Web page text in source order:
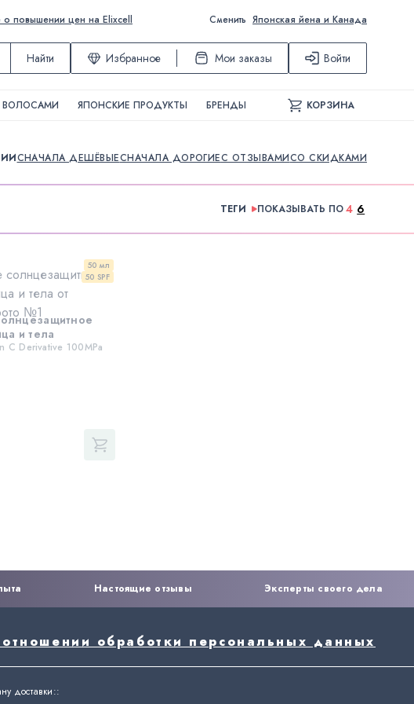
повышении цен на Elixcell Сменить Японская йена и Канада
Найти Избранное Мои заказы Войти
ВОЛОСАМИ ЯПОНСКИЕ ПРОДУКТЫ БРЕНДЫ КОРЗИНА
СНАЧАЛА ДЕШЁВЫЕСНАЧАЛА ДОРОГИЕС ОТЗЫВАМИСО СКИДКАМИ
ТЕГИ ПОКАЗЫВАТЬ ПО4 6
50 мл
50 SPF
и тела
C Derivative 100MPa
Настоящие отзывы Эксперты своего дела
обработки персональных данных
доставки::